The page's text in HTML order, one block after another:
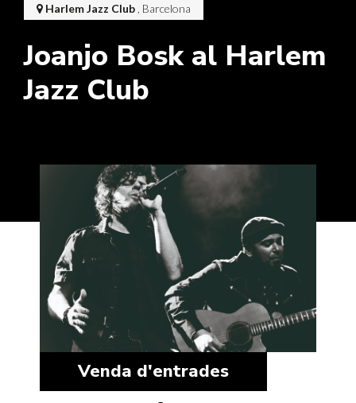
Harlem Jazz Club , Barcelona
Joanjo Bosk al Harlem
Jazz Club
Venda d'entrades